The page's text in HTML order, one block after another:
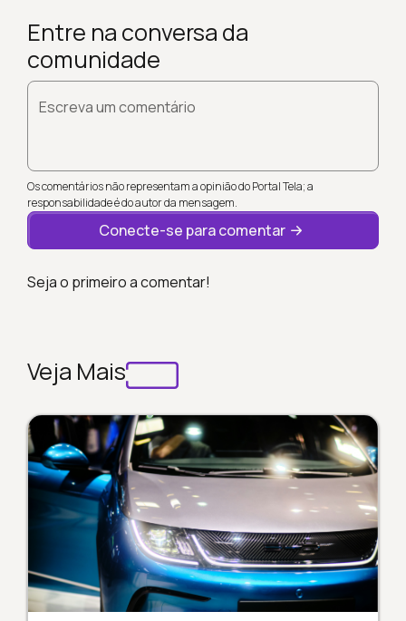
Entre na conversa da
comunidade
Escreva um comentário
Os comentários não representam a opinião do Portal Tela; a
responsabilidade é do autor da mensagem.
Conecte-se para comentar
Seja o primeiro a comentar!
Veja Mais